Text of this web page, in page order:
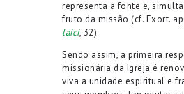
representa a fonte e,
fruto da missão (cf. Exort. ap.
laici, 32).
Sendo assim, a primeira
missionária da Igreja é
viva a unidade espiritual e